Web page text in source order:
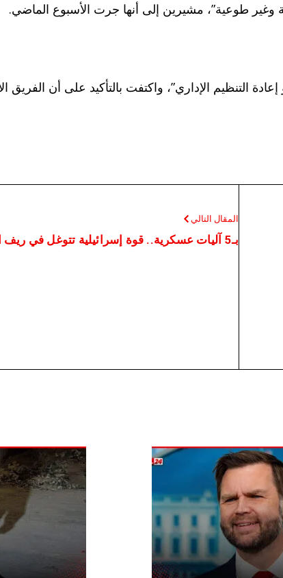
وغير طوعية”، مشيرين إلى أنها جرت الأسبوع الماضي.
التنظيم الإداري”، واكتفت بالتأكيد على أن
المقال التالي
بـ5 آليات عسكرية.. قوة إسرائيلية تتوغل في ريف القنيطرة الجنوبي